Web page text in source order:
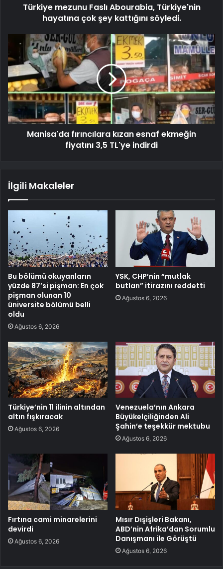
Türkiye mezunu Faslı Abourabia, Türkiye'nin
hayatına çok şey kattığını söyledi.
Manisa'da fırıncılara kızan esnaf ekmeğin
fiyatını 3,5 TL'ye indirdi
İlgili Makaleler
Bu bölümü okuyanların
yüzde 87’si pişman: En çok
pişman olunan 10
üniversite bölümü belli
oldu
Ağustos 6, 2026
YSK, CHP’nin “mutlak
butlan” itirazını reddetti
Ağustos 6, 2026
Türkiye’nin 11 ilinin altından
altın fışkıracak
Ağustos 6, 2026
Venezuela’nın Ankara
Büyükelçiliğinden Ali
Şahin’e teşekkür mektubu
Ağustos 6, 2026
Fırtına cami minarelerini
devirdi
Ağustos 6, 2026
Mısır Dışişleri Bakanı,
ABD’nin Afrika’dan Sorumlu
Danışmanı ile Görüştü
Ağustos 6, 2026